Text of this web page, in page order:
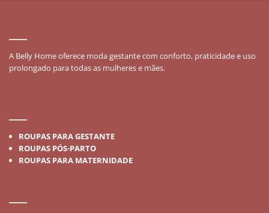
A Belly Home oferece moda gestante com conforto, praticidade e uso
prolongado para todas as mulheres e mães.
ROUPAS PARA GESTANTE
ROUPAS PÓS-PARTO
ROUPAS PARA MATERNIDADE